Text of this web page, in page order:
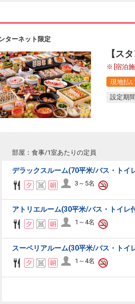
ターネット限定
【ス
[宿泊
現地払
設定期間
部屋：食事/1室あたりの定員
デラックスルーム(70平米/バス・トイ
3～5名
アトリエルーム(30平米/バス・トイレ
1～4名
スーペリアルーム(30平米/バス・トイ
1～4名